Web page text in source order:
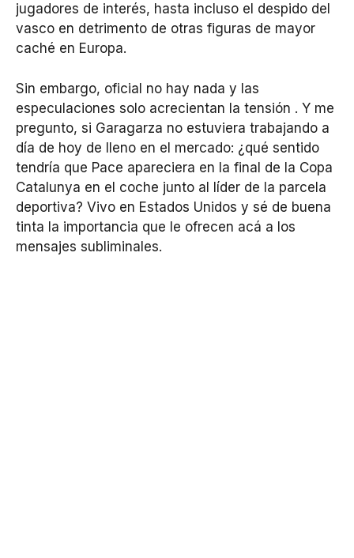
jugadores de interés, hasta incluso el despido del
vasco en detrimento de otras figuras de mayor
caché en Europa.
Sin embargo, oficial no hay nada y las
especulaciones solo acrecientan la tensión . Y me
pregunto, si Garagarza no estuviera trabajando a
día de hoy de lleno en el mercado: ¿qué sentido
tendría que Pace apareciera en la final de la Copa
Catalunya en el coche junto al líder de la parcela
deportiva? Vivo en Estados Unidos y sé de buena
tinta la importancia que le ofrecen acá a los
mensajes subliminales.